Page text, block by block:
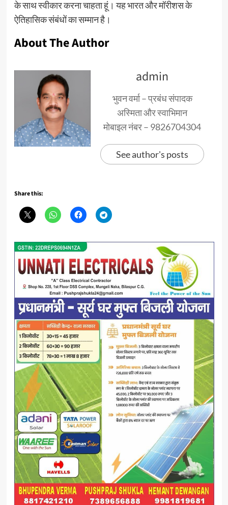
के साथ स्वीकार करना चाहता हूं। यह भारत और मॉरीशस के
ऐतिहासिक संबंधों का सम्मान है।
About The Author
admin
भुवन वर्मा – प्रबंध संपादक
अस्मिता और स्वाभिमान
मोबाइल नंबर – 9826704304
See author's posts
Share this: